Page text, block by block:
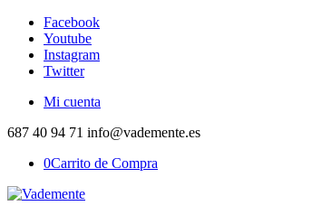
Facebook
Youtube
Instagram
Twitter
Mi cuenta
687 40 94 71 info@vademente.es
0Carrito de Compra